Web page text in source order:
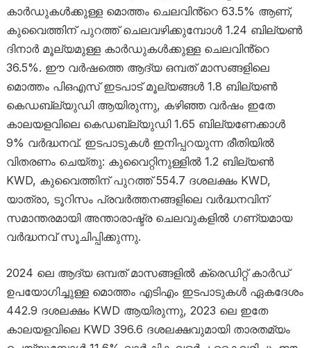
കാർഡുകൾക്കുള്ള മൊത്തം ചെലവിൻ്റെ 63.5% ആണ്,
കുവൈത്തിന് പുറത്ത് ചെലവഴിക്കുമ്പോൾ 1.24 ബില്യൺ
ദിനാർ മൂല്യമുള്ള കാർഡുകൾക്കുള്ള ചെലവിൻ്റെ
36.5%. ഈ വർഷത്തെ ആദ്യ ഒമ്പത് മാസങ്ങളിലെ
മൊത്തം പിഒഎസ് ഇടപാട് മൂല്യങ്ങൾ 1.8 ബില്യൺ
കെഡബ്ല്യുഡി ആയിരുന്നു, കഴിഞ്ഞ വർഷം ഇതേ
കാലയളവിലെ കെഡബ്ല്യുഡി 1.65 ബില്യണേക്കാൾ
9% വർദ്ധനവ്. ഇടപാടുകൾ ഇനിപ്പറയുന്ന രീതിയിൽ
വിതരണം ചെയ്തു: കുവൈറ്റിനുള്ളിൽ 1.2 ബില്യൺ
KWD, കുവൈത്തിന് പുറത്ത് 554.7 ദശലക്ഷം KWD,
യാത്രാ, ടൂറിസം പ്രവർത്തനങ്ങളിലെ വർദ്ധനവിന്
സമാന്തരമായി അന്താരാഷ്ട്ര ചെലവുകളിൽ ഗണ്യമായ
വർദ്ധനവ് സൂചിപ്പിക്കുന്നു.
2024 ലെ ആദ്യ ഒമ്പത് മാസങ്ങളിൽ ക്രെഡിറ്റ് കാർഡ്
ഉപയോഗിച്ചുള്ള മൊത്തം എടിഎം ഇടപാടുകൾ ഏകദേശം
442.9 ദശലക്ഷം KWD ആയിരുന്നു, 2023 ലെ ഇതേ
കാലയളവിലെ KWD 396.6 ദശലക്ഷവുമായി താരതമ്യം